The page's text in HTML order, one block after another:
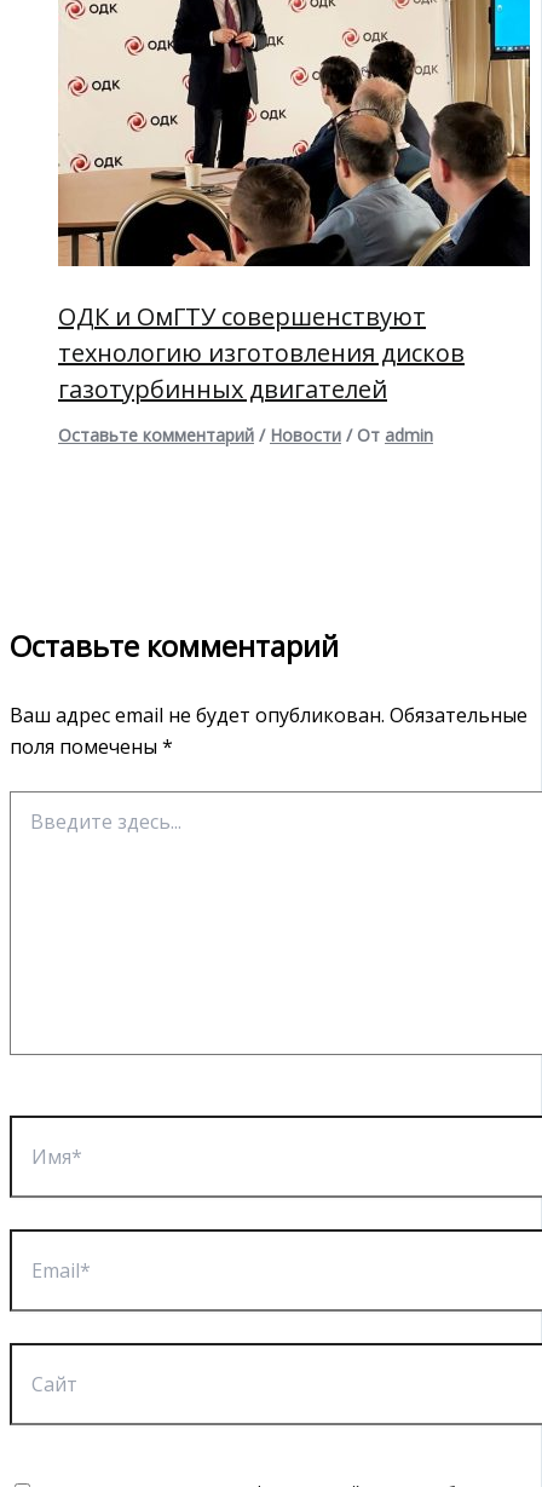
ОДК и ОмГТУ совершенствуют
технологию изготовления дисков
газотурбинных двигателей
Оставьте комментарий / Новости / От admin
Оставьте комментарий
Ваш адрес email не будет опубликован. Обязательные
поля помечены *
здесь...
Имя*
Email*
Сайт